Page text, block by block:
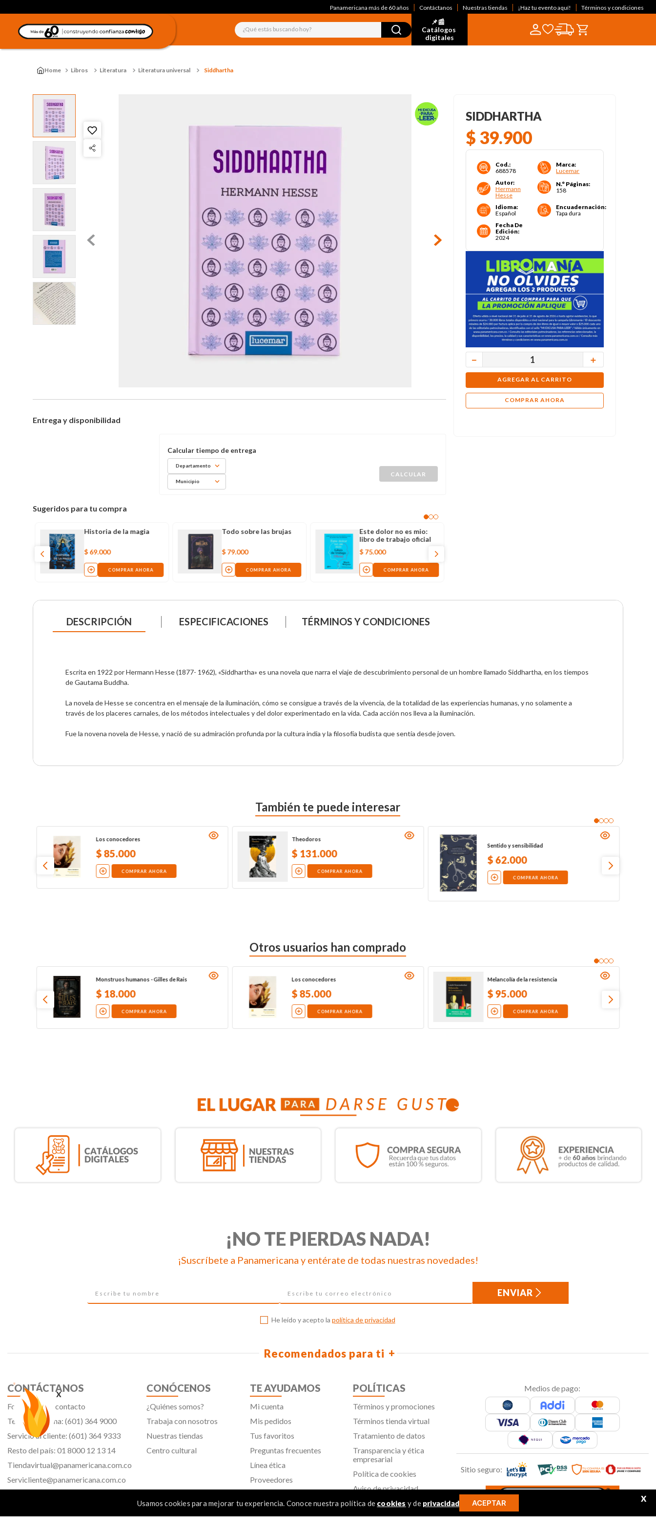
x
Usamos cookies para mejorar tu experiencia. Conoce nuestra política de cookies y de privacidad ACEPTAR X
Panamericana más de 60 años Contáctanos Nuestras tiendas ¡Haz tu evento aquí! Términos y condiciones
¿Qué estás buscando hoy?
📌📰
Catálogos
digitales
Libros Literatura Literatura universal Siddhartha
Entrega y disponibilidad
Departamento
Municipio
Sugeridos para tu compra
Historia de la magia
$ 69.000
COMPRAR AHORA
Todo sobre las brujas
$ 79.000
COMPRAR AHORA
Este dolor no es mio:
libro de trabajo oficial
$ 75.000
COMPRAR AHORA
SIDDHARTHA
$ 39.900
Cod.:
688578
Marca:
Lucemar
Autor:
Hermann
Hesse
N.° Páginas:
158
Idioma:
Español
Encuadernación:
Tapa dura
Fecha De
Edición:
2024
＋
－
AGREGAR AL CARRITO
COMPRAR AHORA
DESCRIPCIÓN ESPECIFICACIONES TÉRMINOS Y CONDICIONES
Escrita en 1922 por Hermann Hesse (1877- 1962), «Siddhartha» es una novela que narra el viaje de descubrimiento personal de un hombre llamado Siddhartha, en los tiempos
de Gautama Buddha.
La novela de Hesse se concentra en el mensaje de la iluminación, cómo se consigue a través de la vivencia, de la totalidad de las experiencias humanas, y no solamente a
través de los placeres carnales, de los métodos intelectuales y del dolor experimentado en la vida. Cada acción nos lleva a la iluminación.
Fue la novena novela de Hesse, y nació de su admiración profunda por la cultura india y la filosofía budista que sentía desde joven.
También te puede interesar
Los conocedores
$85.000
COMPRAR AHORA
Theodoros
$ 131.000
COMPRAR AHORA
Sentido y sensibilidad
$62.000
COMPRAR AHORA
Otros usuarios han comprado
Monstruos humanos - Gilles de Rais
$ 18.000
COMPRAR AHORA
Los conocedores
$85.000
COMPRAR AHORA
Melancolía de la resistencia
$95.000
COMPRAR AHORA
¡NO TE PIERDAS NADA!
¡Suscríbete a Panamericana y entérate de todas nuestras novedades!
ENVIAR
He leído y acepto la política de privacidad
Recomendados para ti
CONTÁCTANOS
Formulario de contacto
Teléfono oficina: (601) 364 9000
Servicio al cliente: (601) 364 9333
Resto del país: 01 8000 12 13 14
Tiendavirtual@panamericana.com.co
Servicliente@panamericana.com.co
CONÓCENOS
¿Quiénes somos?
Trabaja con nosotros
Nuestras tiendas
Centro cultural
TE AYUDAMOS
Mi cuenta
Mis pedidos
Tus favoritos
Preguntas frecuentes
Línea ética
Proveedores
POLÍTICAS
Términos y promociones
Términos tienda virtual
Tratamiento de datos
Transparencia y ética
empresarial
Política de cookies
Aviso de privacidad
SIC
Medios de pago:
Sitio seguro: